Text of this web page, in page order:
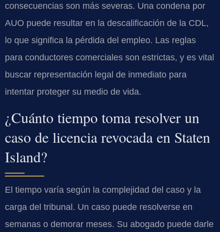
consecuencias son más severas. Una condena por
AUO puede resultar en la descalificación de la CDL,
lo que significa la pérdida del empleo. Las reglas
para conductores comerciales son estrictas, y es vital
buscar representación legal de inmediato para
intentar proteger su medio de vida.
¿Cuánto tiempo toma resolver un
caso de licencia revocada en Staten
Island?
El tiempo varía según la complejidad del caso y la
carga del tribunal. Un caso puede resolverse en
semanas o demorar meses. Su abogado puede darle